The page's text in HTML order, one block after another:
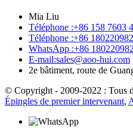
Mia Liu
Téléphone :+86 158 7603
Téléphone :+86
WhatsApp :+86
E-mail:sales@aoo-hui.com
2e bâtiment, route de
© Copyright - 2009-2022 : Tous
Épingles de premier intervenant,